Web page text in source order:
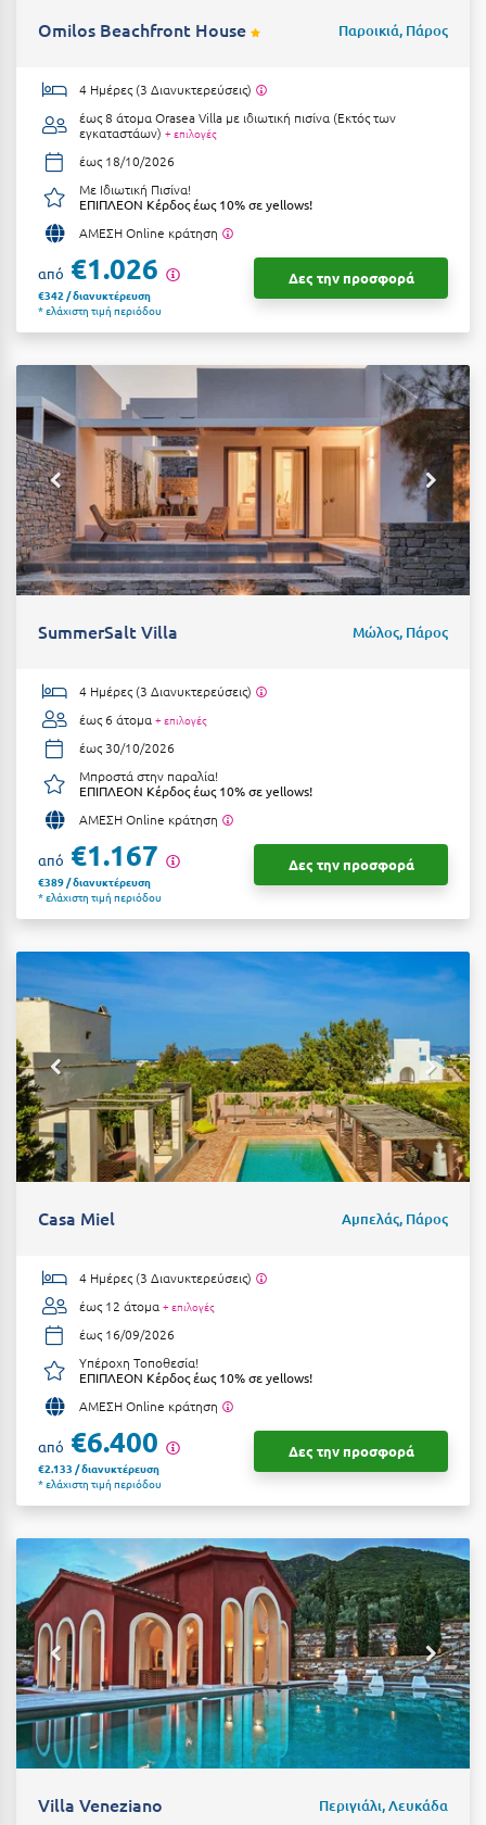
Omilos Beachfront House Παροικιά, Πάρος
4 Ημέρες (3 Διανυκτερεύσεις)
έως 8 άτομα Orasea Villa με ιδιωτική πισίνα (Εκτός των
εγκαταστάων) + επιλογές
έως 18/10/2026
Με Ιδιωτική Πισίνα!
ΕΠΙΠΛΕΟΝ Κέρδος έως 10% σε yellows!
ΑΜΕΣΗ Online κράτηση
από €1.026
€342 / διανυκτέρευση
* ελάχιστη τιμή περιόδου
Δες την προσφορά
SummerSalt Villa Μώλος, Πάρος
4 Ημέρες (3 Διανυκτερεύσεις)
έως 6 άτομα + επιλογές
έως 30/10/2026
Μπροστά στην παραλία!
ΕΠΙΠΛΕΟΝ Κέρδος έως 10% σε yellows!
ΑΜΕΣΗ Online κράτηση
από €1.167
€389 / διανυκτέρευση
* ελάχιστη τιμή περιόδου
Δες την προσφορά
Casa Miel Αμπελάς, Πάρος
4 Ημέρες (3 Διανυκτερεύσεις)
έως 12 άτομα + επιλογές
έως 16/09/2026
Υπέροχη Τοποθεσία!
ΕΠΙΠΛΕΟΝ Κέρδος έως 10% σε yellows!
ΑΜΕΣΗ Online κράτηση
από €6.400
€2.133 / διανυκτέρευση
* ελάχιστη τιμή περιόδου
Δες την προσφορά
Villa Veneziano Περιγιάλι, Λευκάδα